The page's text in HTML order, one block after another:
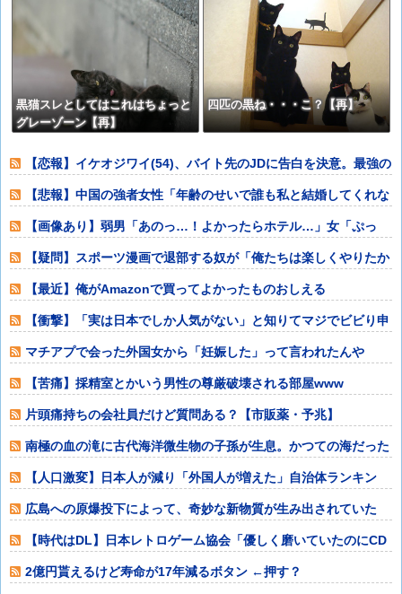
ルタッチTシャツ&トートバッグが
発売されました【QurioStore】
黒猫スレとしてはこれはちょっと
グレーゾーン【再】
四匹の黒ね・・・こ？【再】
【恋報】イケオジワイ(54)、バイト先のJDに告白を決意。最強の
殺し文句
【悲報】中国の強者女性「年齢のせいで誰も私と結婚してくれな
い！！」⇒ (
【画像あり】弱男「あのっ…！よかったらホテル…」女「ぷっ
www」⇒！
【疑問】スポーツ漫画で退部する奴が「俺たちは楽しくやりたか
ったんだよ」っ
【最近】俺がAmazonで買ってよかったものおしえる
【衝撃】「実は日本でしか人気がない」と知りてマジでビビり申
したものwyw
マチアプで会った外国女から「妊娠した」って言われたんや
が・・・
【苦痛】採精室とかいう男性の尊厳破壊される部屋www
片頭痛持ちの会社員だけど質問ある？【市販薬・予兆】
南極の血の滝に古代海洋微生物の子孫が生息。かつての海だった
痕跡が残されて
【人口激変】日本人が減り「外国人が増えた」自治体ランキン
グ、1位大阪市
広島への原爆投下によって、奇妙な新物質が生み出されていた
【時代はDL】日本レトロゲーム協会「優しく磨いていたのにCD
ソフトが割れ
2億円貰えるけど寿命が17年減るボタン ←押す？